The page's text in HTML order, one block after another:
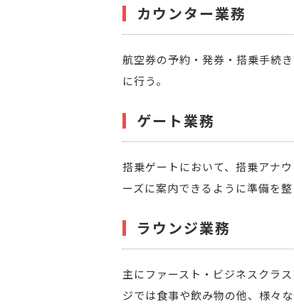
カウンター業務
航空券の予約・発券・搭乗手続
に行う。
ゲート業務
搭乗ゲートにおいて、搭乗アナ
ーズに案内できるように準備を整
ラウンジ業務
主にファースト・ビジネスクラ
ジでは食事や飲み物の他、様々